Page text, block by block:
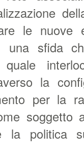
le nuove
una sfida
la
per la
soggetto
la politica